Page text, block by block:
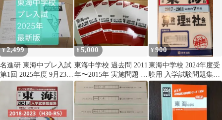
¥2,499
名進研 東海中プレ入試
第1回 2025年度 9月23日
実施 中学受験 過去
¥5,000
東海中学校 過去問 2011
年〜2015年 実施問題 英
俊社
¥900
東海中学校 2024年度受
験用 入学試験問題集
2017-2011年度 7年分